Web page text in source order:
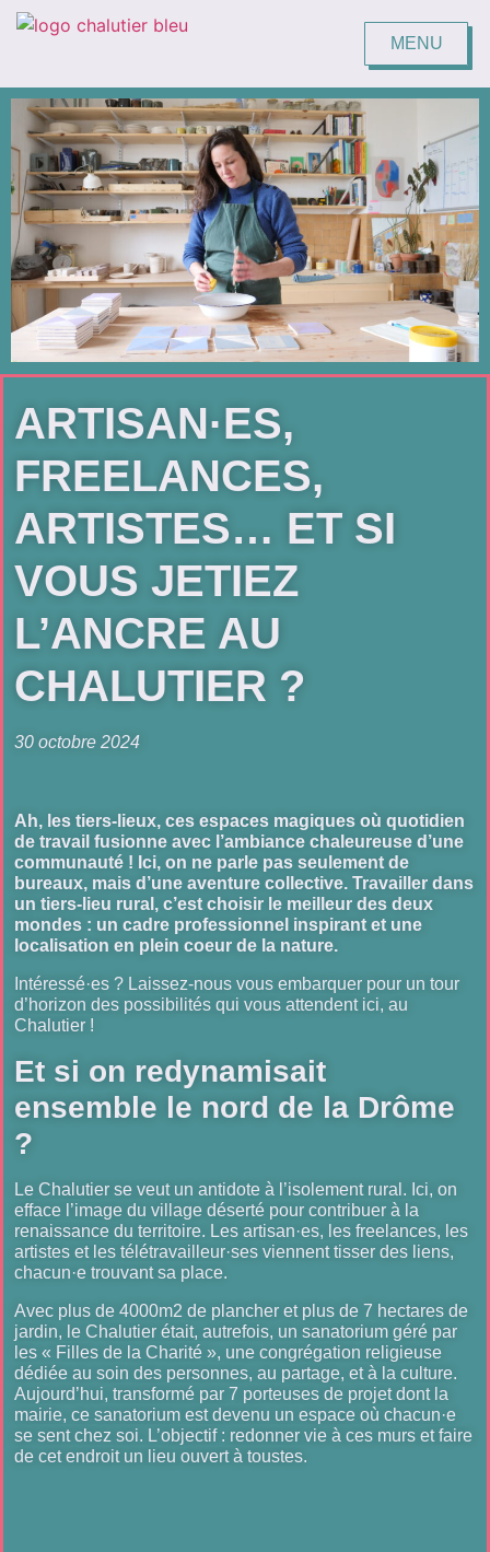
MENU
FERMER
ARTISAN·ES,
FREELANCES,
ARTISTES… ET SI
VOUS JETIEZ
L’ANCRE AU
CHALUTIER ?
30 octobre 2024
Ah, les tiers-lieux, ces espaces magiques où quotidien
de travail fusionne avec l’ambiance chaleureuse d’une
communauté ! Ici, on ne parle pas seulement de
bureaux, mais d’une aventure collective. Travailler dans
un tiers-lieu rural, c’est choisir le meilleur des deux
mondes : un cadre professionnel inspirant et une
localisation en plein coeur de la nature.
Intéressé·es ? Laissez-nous vous embarquer pour un tour
d’horizon des possibilités qui vous attendent ici, au
Chalutier !
Et si on redynamisait
ensemble le nord de la Drôme
?
Le Chalutier se veut un antidote à l’isolement rural. Ici, on
efface l’image du village déserté pour contribuer à la
renaissance du territoire. Les artisan·es, les freelances, les
artistes et les télétravailleur·ses viennent tisser des liens,
chacun·e trouvant sa place.
Avec plus de 4000m2 de plancher et plus de 7 hectares de
jardin, le Chalutier était, autrefois, un sanatorium géré par
les « Filles de la Charité », une congrégation religieuse
dédiée au soin des personnes, au partage, et à la culture.
Aujourd’hui, transformé par 7 porteuses de projet dont la
mairie, ce sanatorium est devenu un espace où chacun·e
se sent chez soi. L’objectif : redonner vie à ces murs et faire
de cet endroit un lieu ouvert à toustes.